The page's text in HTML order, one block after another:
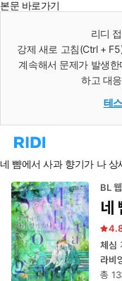
본문 바로가기
리디
강제 새로 고침(Ctrl +
계속해서 문제가 발생
하고 대
테
리
홈
로
이
동
네 뺨에서 사과 향기가 나 상
BL
네
체심
라비
총